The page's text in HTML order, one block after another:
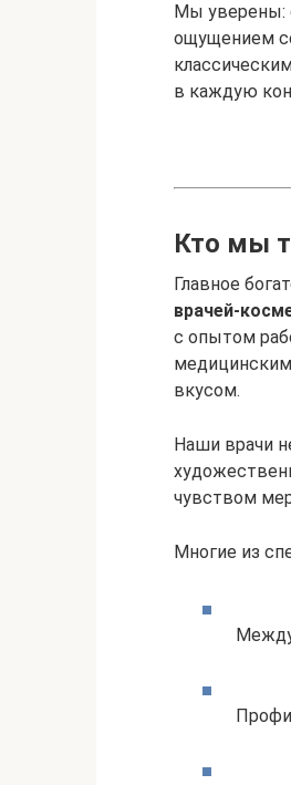
Мы уверены:
ощущением
в каждую
Кто мы
Главное
врачей-
с опытом
вкусом.
Наши врачи
чувством
Многие из